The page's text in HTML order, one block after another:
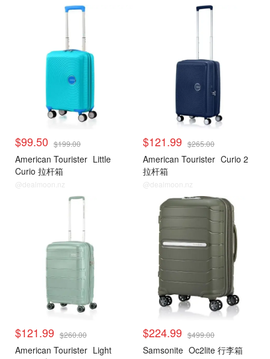
$99.50 $199.00
American Tourister Little
Curio 拉杆箱
@dealmoon.nz
$121.99 $265.00
American Tourister Curio 2
拉杆箱
@dealmoon.nz
$121.99 $260.00
American Tourister Light
$224.99 $499.00
Samsonite Oc2lite 行李箱